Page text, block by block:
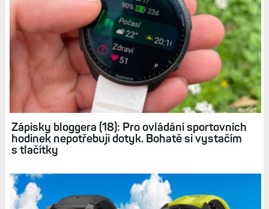
Elektrokolo: Návrat do sedla po úraze či
nemoci, ale i nástroj pro super zábavu